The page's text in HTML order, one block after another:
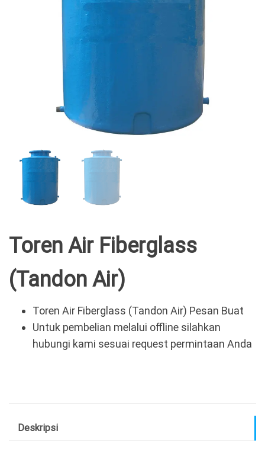
Toren Air Fiberglass
(Tandon Air)
Toren Air Fiberglass (Tandon Air) Pesan Buat
Untuk pembelian melalui offline silahkan
hubungi kami sesuai request permintaan Anda
Deskripsi